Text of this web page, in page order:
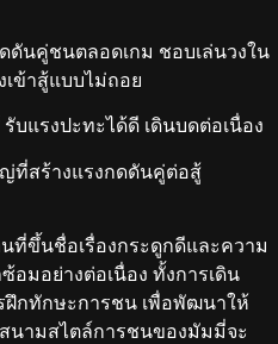
ดันคู่ชนตลอดเกม ชอบเล่นวงใน
ข้าสู้แบบไม่ถอย
แรงปะทะได้ดี เดินบดต่อเนื่อง
ที่สร้างแรงกดดันคู่ต่อสู้
ขึ้นชื่อเรื่องกระดูกดีและความ
อมอย่างต่อเนื่อง ทั้งการเดิน
ฝึกทักษะการชน เพื่อพัฒนาให้
นามสไตล์การชนของมัมมี่จะ